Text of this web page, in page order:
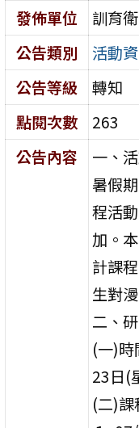
發佈單位
訓育
公告類別
活動
公告等級
轉知
點閱次數
263
公告內容
一、
暑假
程活
加。
計課
生對
二、
(一)
23日(
(二)課